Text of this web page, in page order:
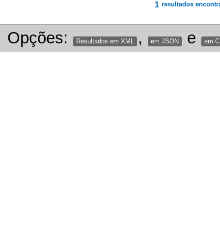
1 resultados
Opções: Resultados em XML , em JSON e em